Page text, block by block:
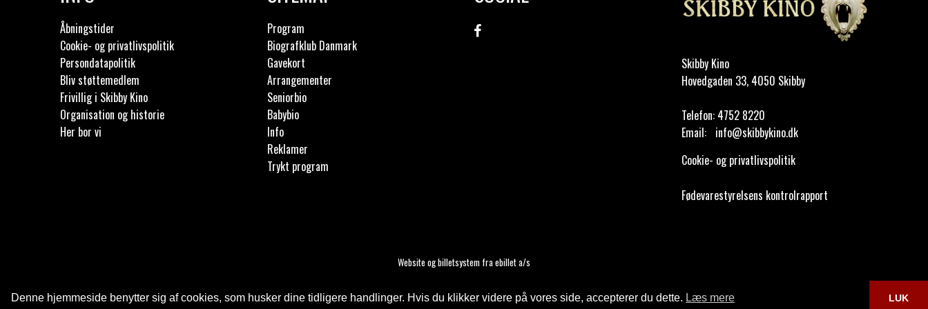
Denne hjemmeside benytter sig af cookies, som husker dine tidligere handlinger. Hvis du klikker videre på vores side, accepterer du dette. Læs mere LUK
Åbningstider
Cookie- og privatlivspolitik
Persondatapolitik
Bliv støttemedlem
Frivillig i Skibby Kino
Organisation og historie
Her bor vi
Program
Biografklub Danmark
Gavekort
Arrangementer
Seniorbio
Babybio
Info
Reklamer
Trykt program
Skibby Kino
Hovedgaden 33, 4050 Skibby
Telefon: 4752 8220
Email: info@skibbykino.dk
Cookie- og privatlivspolitik
Fødevarestyrelsens kontrolrapport
Website og billetsystem fra ebillet a/s